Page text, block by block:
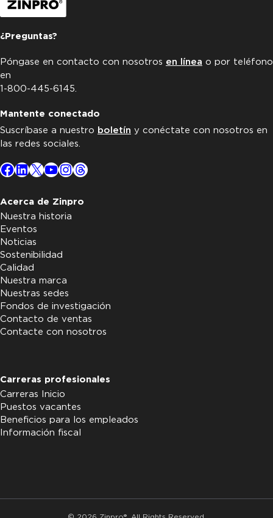
¿Preguntas?
Póngase en contacto con nosotros en línea o por teléfono
en
1-800-445-6145.
Mantente conectado
Suscríbase a nuestro boletín y conéctate con nosotros en
las redes sociales.
Facebook
LinkedIn
X YouTube
Instagram
Threads
Acerca de Zinpro
Nuestra historia
Eventos
Noticias
Sostenibilidad
Calidad
Nuestra marca
Nuestras sedes
Fondos de investigación
Contacto de ventas
Contacte con nosotros
Carreras profesionales
Carreras Inicio
Puestos vacantes
Beneficios para los empleados
Información fiscal